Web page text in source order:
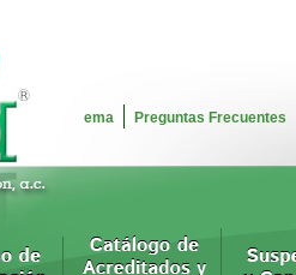
ema Preguntas Frecuentes